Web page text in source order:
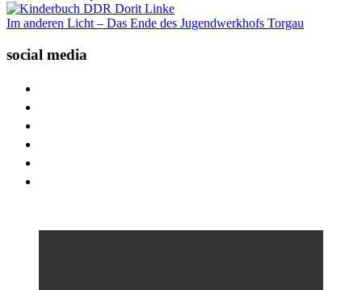
Im anderen Licht – Das Ende des Jugendwerkhofs Torgau
social media